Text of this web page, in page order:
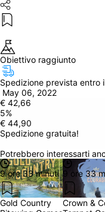
Obiettivo raggiunto
Spedizione prevista entro
May 06, 2022
€ 42,66
5%
€ 44,90
Spedizione gratuita!
Potrebbero interessarti
9 ore 33 minuti
Gold Country
9 ore 33
Crown &